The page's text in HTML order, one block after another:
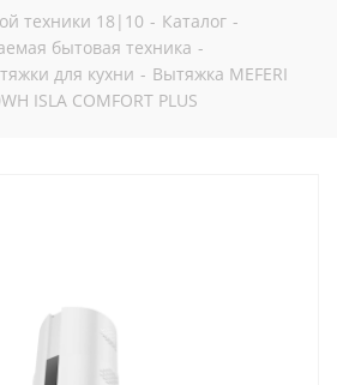
техники 18|10 - Каталог -
бытовая техника -
для кухни - Вытяжка MEFERI
ISLA COMFORT PLUS